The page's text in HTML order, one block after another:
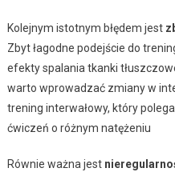
Kolejnym istotnym błędem jest
Zbyt łagodne podejście do
efekty spalania tkanki
warto wprowadzać zmiany w
trening interwałowy, który
ćwiczeń o różnym natężeniu
Równie ważna jest